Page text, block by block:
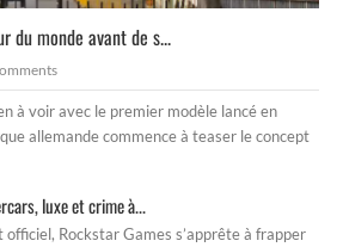
du monde avant de s...
à voir avec le premier modèle lancé en
allemande commence à teaser le concept
luxe et crime à...
officiel, Rockstar Games s’apprête à frapper